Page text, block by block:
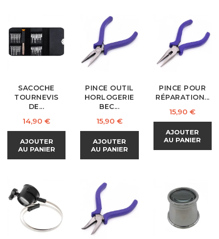
SACOCHE
TOURNEVIS
DE...
Prix
14,90 €
AJOUTER
AU PANIER
PINCE OUTIL
HORLOGERIE
BEC...
Prix
15,90 €
AJOUTER
AU PANIER
PINCE POUR
RÉPARATION...
Prix
15,90 €
AJOUTER
AU PANIER